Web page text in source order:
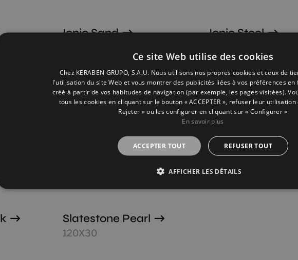
Ionic Sand Ionic Steel
Slatestone Pearl
120X30
Ce site Web utilise des cookies
Chez KERABEN GRUPO, S.A.U. Nous utilisons nos propres cookies et ceux de
l'utilisation du site Web et vous montrer des publicités liées à vos préférences
créé à partir de vos habitudes de navigation (par exemple, les pages visitées).
tous les cookies en cliquant sur le bouton « ACCEPTER », refuser leur
Rejeter » ou les configurer en cliquant sur « Configurer »
En savoir plus
ACCEPTER TOUT REFUSER TOUT
AFFICHER LES DÉTAILS